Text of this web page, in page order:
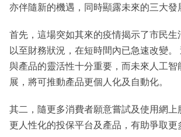
亦伴隨新的機遇，同時顯露未來的三大發
首先，這場突如其來的疫情揭示了市民生
以至財務狀況，在短時間內已急速改變。
與產品的靈活性十分重要，而未來人工智
展，將可推動產品更個人化及自動化。
其二，隨更多消費者願意嘗試及使用網上
更人性化的投保平台及產品，有助爭取更